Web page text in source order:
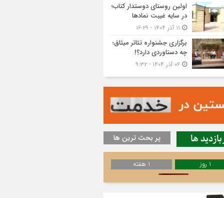
اولین روستای دوستدار کتاب؛
در سایه غیبت نمادها
برگزاری جشنواره تئاتر میثاق؛
چه دستاوردی دارد؟!
ها پر بحث ترین ها
1 روز 1 هفته